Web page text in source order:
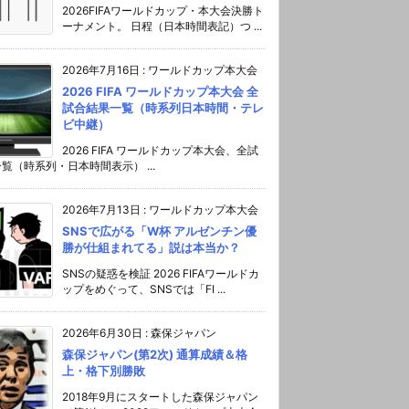
2026FIFAワールドカップ・本大会決勝ト
ーナメント。 日程（日本時間表記）つ ...
2026年7月16日 : ワールドカップ本大会
2026 FIFA ワールドカップ本大会 全
試合結果一覧（時系列日本時間・テレ
ビ中継）
2026 FIFA ワールドカップ本大会、全試
（時系列・日本時間表示） ...
2026年7月13日 : ワールドカップ本大会
SNSで広がる「W杯 アルゼンチン優
勝が仕組まれてる」説は本当か？
SNSの疑惑を検証 2026 FIFAワールドカ
ップをめぐって、SNSでは「FI ...
2026年6月30日 : 森保ジャパン
森保ジャパン(第2次) 通算成績＆格
上・格下別勝敗
2018年9月にスタートした森保ジャパン